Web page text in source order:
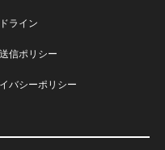
ライン
信ポリシー
バシーポリシー